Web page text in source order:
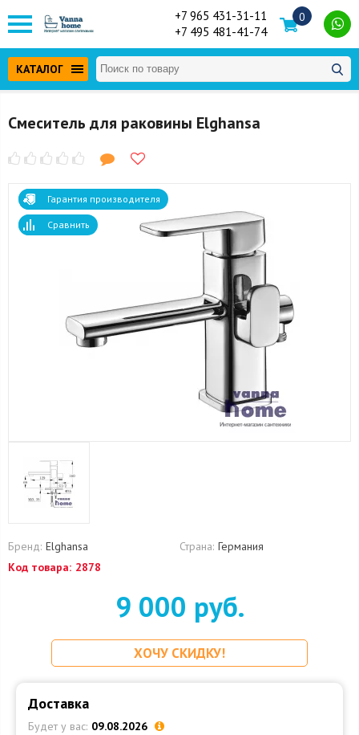
+7 965 431-31-11
+7 495 481-41-74
0
КАТАЛОГ
Смеситель для раковины Elghansa
Гарантия производителя
Сравнить
Бренд: Elghansa Страна: Германия
Код товара: 2878
9 000 руб.
ХОЧУ СКИДКУ!
Доставка
Будет у вас: 09.08.2026